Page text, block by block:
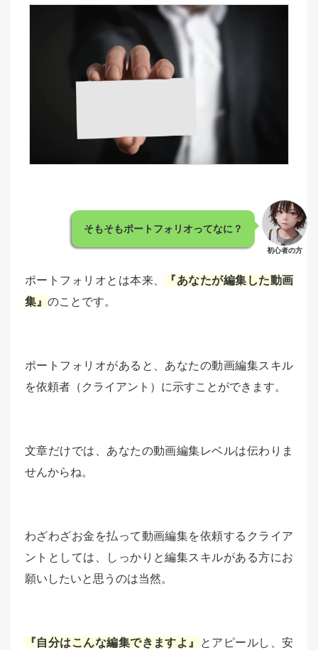
そもそもポートフォリオってなに？
初心者の方
ポートフォリオとは本来、
『あなたが編集した動画
集』 のことです。
ポートフォリオがあると、あなたの動画編集スキル
を依頼者（クライアント）に示すことができます。
文章だけでは、あなたの動画編集レベルは伝わりま
せんからね。
わざわざお金を払って動画編集を依頼するクライア
ントとしては、しっかりと編集スキルがある方にお
願いしたいと思うのは当然。
『自分はこんな編集できますよ』
とアピールし、安